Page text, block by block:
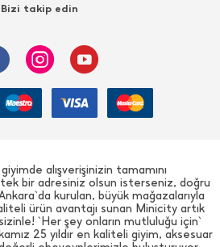
Bizi takip edin
alışverişinizin tamamını
bir adresiniz olsun isterseniz, doğru
kurulan, büyük mağazalarıyla
ürün avantajı sunan Minicity artık
`Her şey onların mutluluğu için`
25 yıldır en kaliteli giyim, aksesuar